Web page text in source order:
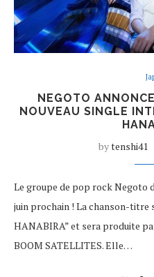
NEGOTO
NOUVEAU SINGLE
bytenshi41
Le groupe de pop rock Negoto
juin prochain ! La chanson-titre
HANABIRA” et sera produite
BOOM SATELLITES. Elle…